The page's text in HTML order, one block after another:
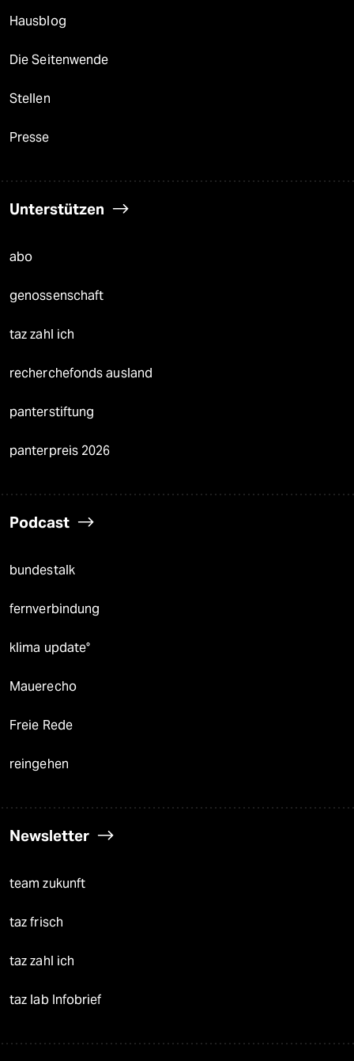
Hausblog
Die Seitenwende
Stellen
Presse
Unterstützen
abo
genossenschaft
taz zahl ich
recherchefonds ausland
panterstiftung
panterpreis 2026
Podcast
bundestalk
fernverbindung
klima update°
Mauerecho
Freie Rede
reingehen
Newsletter
team zukunft
taz frisch
taz zahl ich
taz lab Infobrief